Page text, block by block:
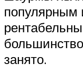
популярным
занято.